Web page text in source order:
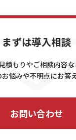
まずは導入相談
積もりやご相談内容
お悩みや不明点にお答
お問い合わせ